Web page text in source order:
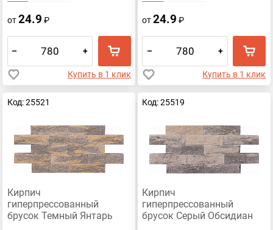
от24.9 ₽
– +
Купить в 1 клик
от24.9 ₽
– +
Купить в 1 клик
Код: 25521
Кирпич
гиперпрессованный
брусок Темный Янтарь
Код: 25519
Кирпич
гиперпрессованный
брусок Серый Обсидиан